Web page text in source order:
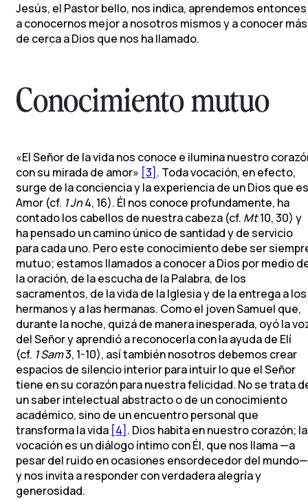
Jesús, el Pastor bello, nos indica, aprendemos entonces
a conocernos mejor a nosotros mismos y a conocer más
de cerca a Dios que nos ha llamado.
Conocimiento mutuo
«El Señor de la vida nos conoce e ilumina nuestro
con su mirada de amor» [3] . Toda vocación, en efecto,
surge de la conciencia y la experiencia de un Dios que es
Amor (cf. 1 Jn4, 16). Él nos conoce profundamente, ha
contado los cabellos de nuestra cabeza (cf. Mt10, 30) y
ha pensado un camino único de santidad y de servicio
para cada uno. Pero este conocimiento debe ser
mutuo; estamos llamados a conocer a Dios por medio
la oración, de la escucha de la Palabra, de los
sacramentos, de la vida de la Iglesia y de la entrega a los
hermanos y a las hermanas. Como el joven Samuel que,
durante la noche, quizá de manera inesperada, oyó la
del Señor y aprendió a reconocerla con la ayuda de Elí
(cf. 1 Sam3, 1-10), así también nosotros debemos crear
espacios de silencio interior para intuir lo que el Señor
tiene en su corazón para nuestra felicidad. No se trata
un saber intelectual abstracto o de un conocimiento
académico, sino de un encuentro personal que
transforma la vida [4] . Dios habita en nuestro corazón; la
vocación es un diálogo íntimo con Él, que nos llama —a
pesar del ruido en ocasiones ensordecedor del mundo—
y nos invita a responder con verdadera alegría y
generosidad.